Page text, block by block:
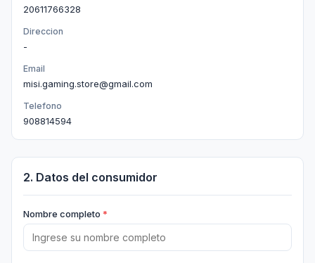
20611766328
Direccion
-
Email
misi.gaming.store@gmail.com
Telefono
908814594
2. Datos del consumidor
Nombre completo